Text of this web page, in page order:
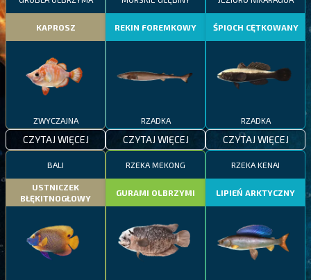
KAPROSZ
ZWYCZAJNA
CZYTAJ WIĘCEJ
REKIN FOREMKOWY
RZADKA
CZYTAJ WIĘCEJ
ŚPIOCH CĘTKOWANY
RZADKA
CZYTAJ WIĘCEJ
BALI
USTNICZEK
BŁĘKITNOGŁOWY
RZEKA MEKONG
GURAMI OLBRZYMI
RZEKA KENAI
LIPIEŃ ARKTYCZNY